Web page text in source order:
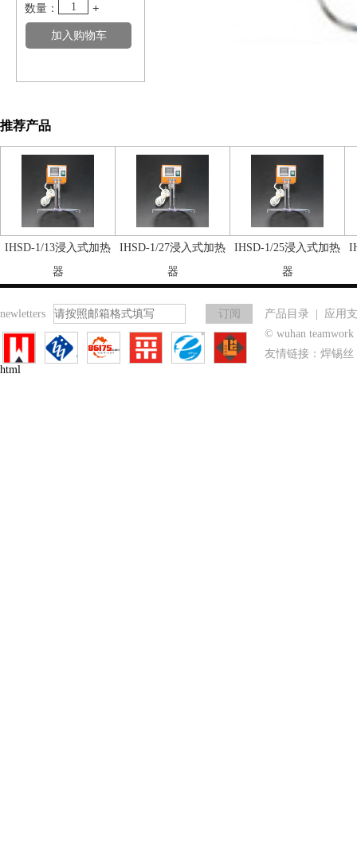
数量：
1 +
推荐产品
IHSD-1/13浸入式加热
器
IHSD-1/27浸入式加热
器
IHSD-1/25浸入式加热
器
newletters 产品目录
应用
© wuhan
友情链接： 焊锡丝
html